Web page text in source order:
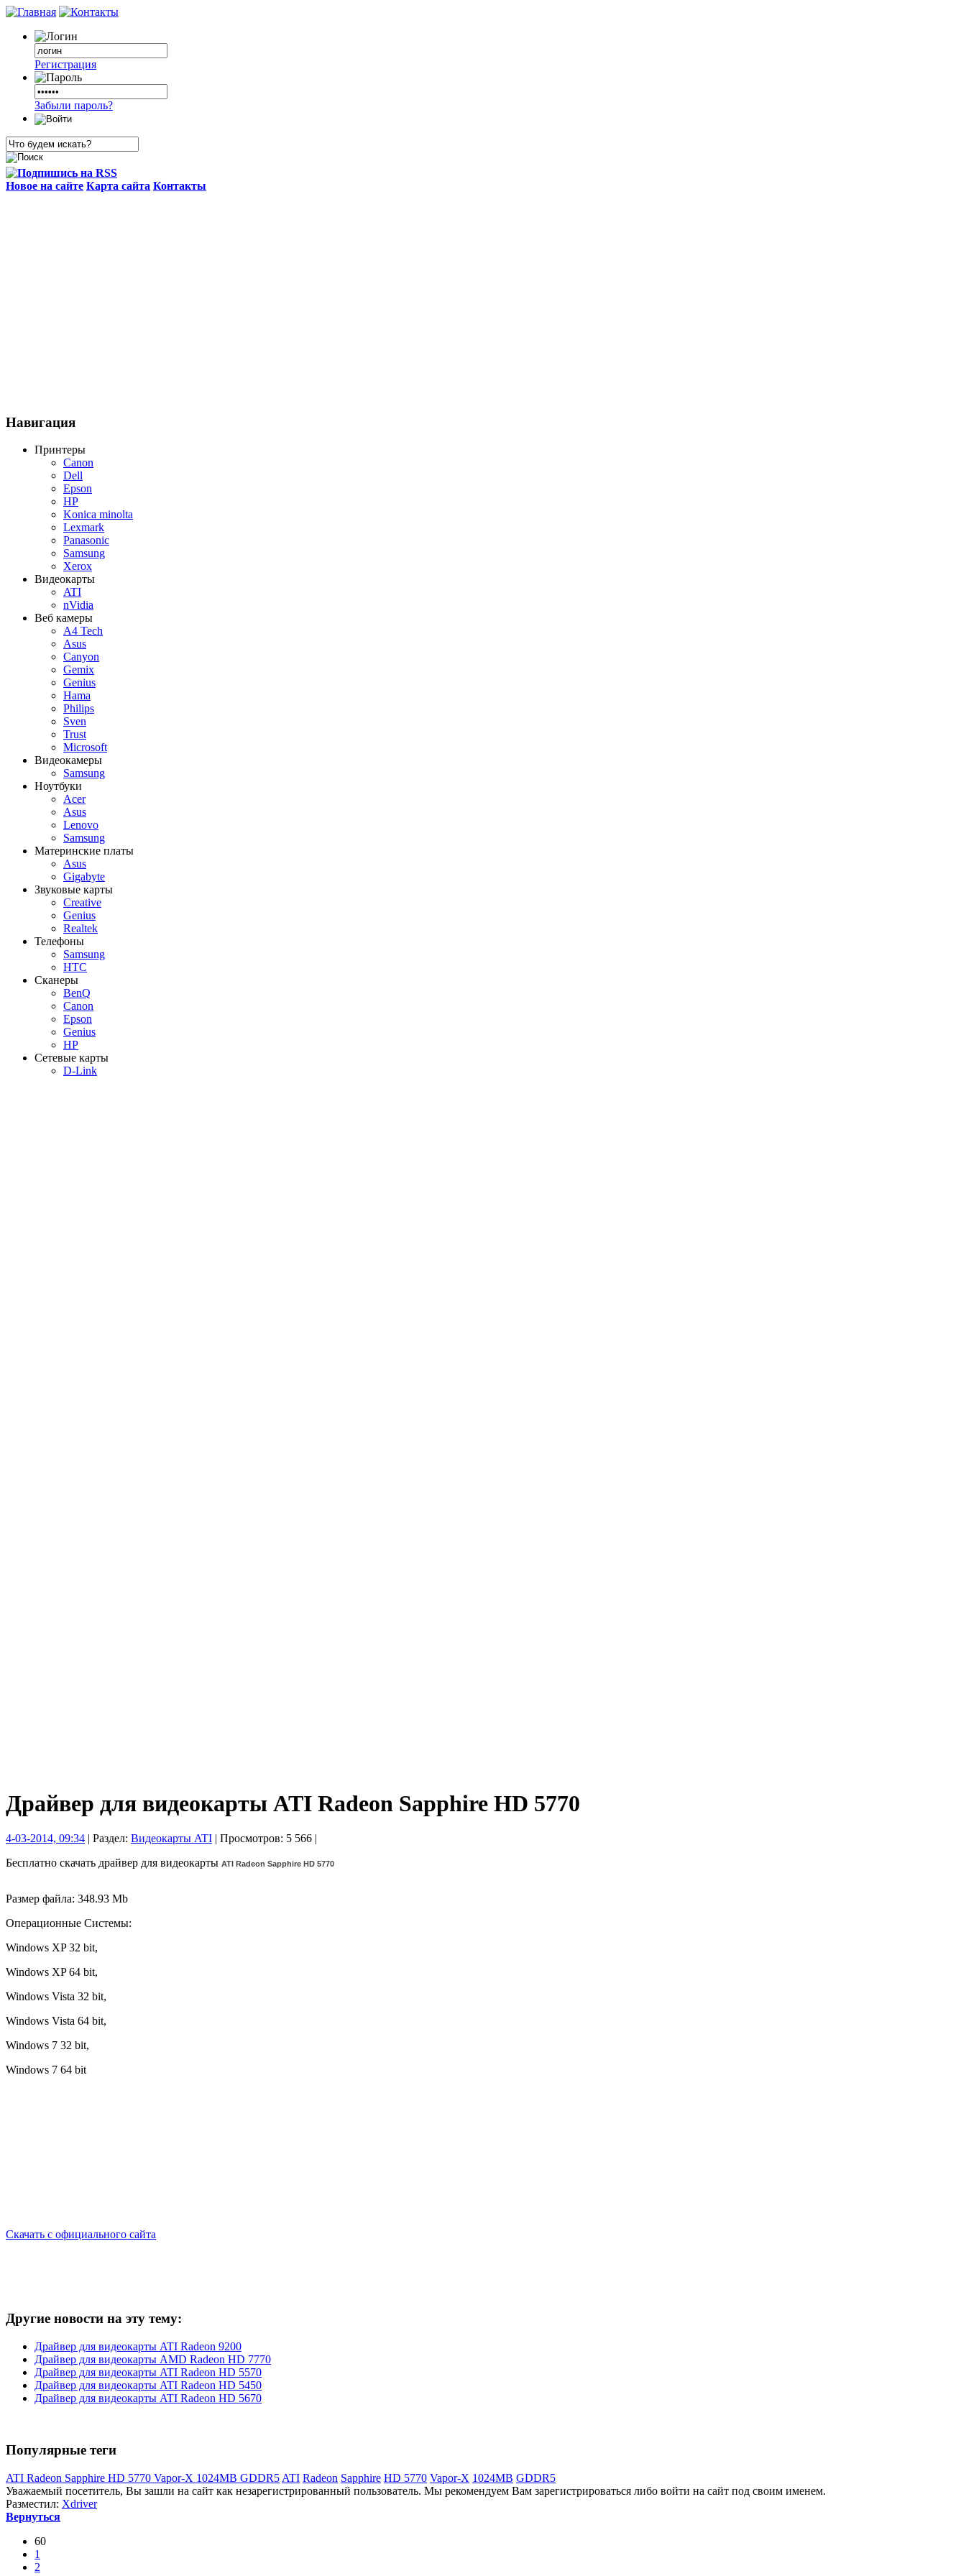
Регистрация
Забыли пароль?
Новое на сайте Карта сайта Контакты
Навигация
Принтеры
Canon
Dell
Epson
HP
Konica minolta
Lexmark
Panasonic
Samsung
Xerox
Видеокарты
ATI
nVidia
Веб камеры
A4 Tech
Asus
Canyon
Gemix
Genius
Hama
Philips
Sven
Trust
Microsoft
Видеокамеры
Samsung
Ноутбуки
Acer
Asus
Lenovo
Samsung
Материнские платы
Asus
Gigabyte
Звуковые карты
Creative
Genius
Realtek
Телефоны
Samsung
HTC
Сканеры
BenQ
Canon
Epson
Genius
HP
Сетевые карты
D-Link
Драйвер для видеокарты ATI Radeon Sapphire HD 5770
4-03-2014, 09:34 | Раздел: Видеокарты ATI | Просмотров: 5 566 |
Бесплатно скачать драйвер для видеокарты ATI Radeon Sapphire HD 5770
Размер файла: 348.93 Mb
Операционные Системы:
Windows XP 32 bit,
Windows XP 64 bit,
Windows Vista 32 bit,
Windows Vista 64 bit,
Windows 7 32 bit,
Windows 7 64 bit
Скачать c официального сайта
Другие новости на эту тему:
Драйвер для видеокарты ATI Radeon 9200
Драйвер для видеокарты AMD Radeon HD 7770
Драйвер для видеокарты ATI Radeon HD 5570
Драйвер для видеокарты ATI Radeon HD 5450
Драйвер для видеокарты ATI Radeon HD 5670
Популярные теги
ATI Radeon Sapphire HD 5770 Vapor-X 1024MB GDDR5 ATI Radeon Sapphire HD 5770 Vapor-X 1024MB GDDR5
Уважаемый посетитель, Вы зашли на сайт как незарегистрированный пользователь. Мы рекомендуем Вам зарегистрироваться либо войти на сайт под своим именем.
Разместил: Xdriver
Вернуться
60
1
2